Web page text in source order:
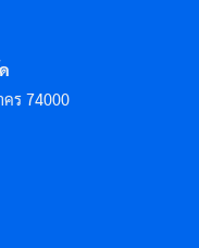
ร 74000